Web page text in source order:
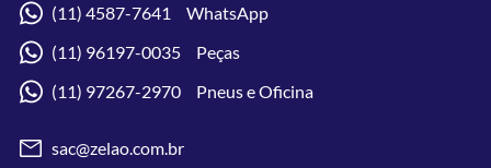
(11) 4587-7641 WhatsApp
(11) 96197-0035 Peças
(11) 97267-2970 Pneus e Oficina
sac@zelao.com.br